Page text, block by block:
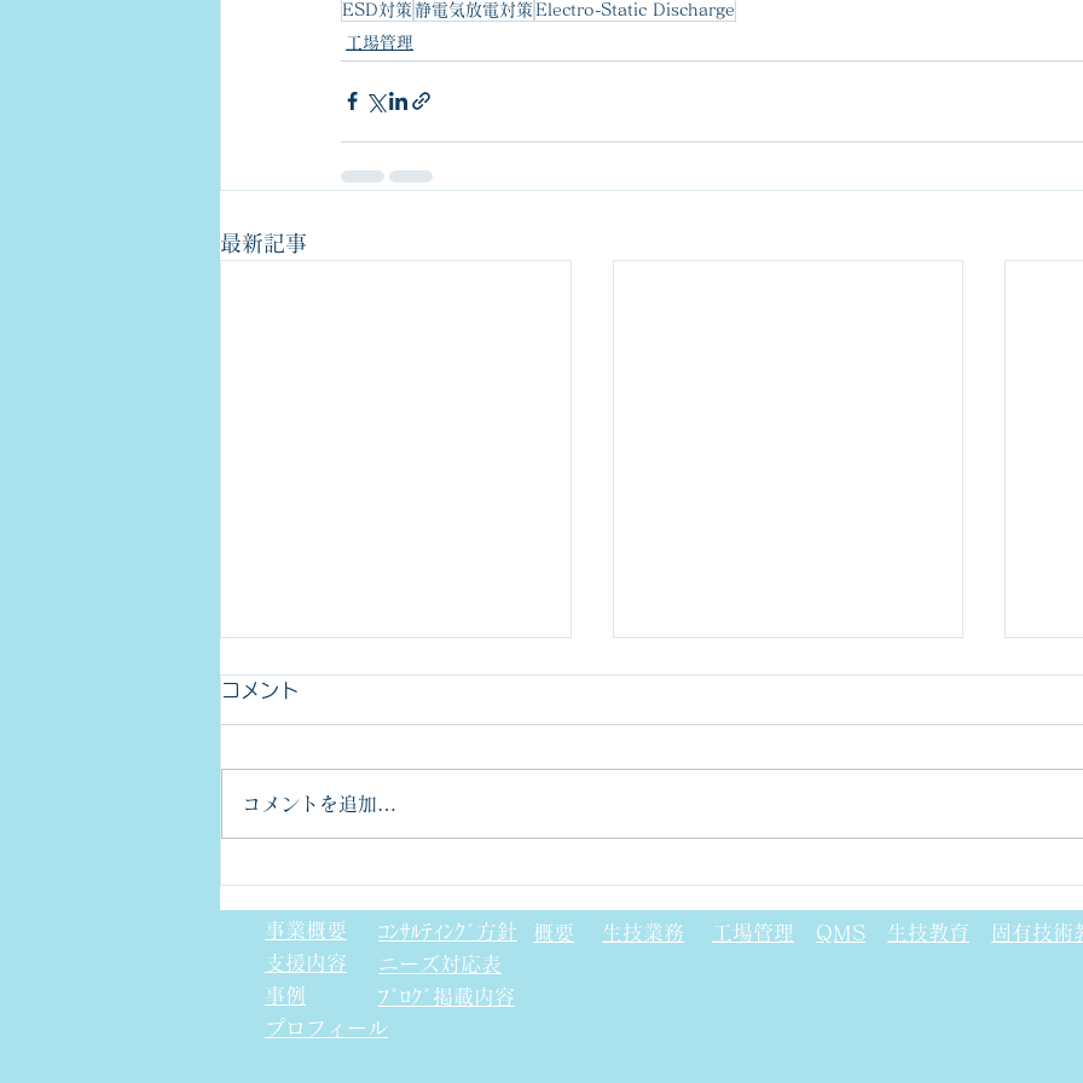
ESD対策 静電気放電対策 Electro-Static Discharge
工場管理
最新記事
設備更新タイミングについて
公害
コメント
コメントを追加…
概要 生技業務 工場管理 QMS 生技教育 固有技術
事業概要
支援内容
事例
プロフィール
ｺﾝｻﾙﾃｨﾝｸﾞ方針
​ニーズ対応表
ﾌﾞﾛｸﾞ掲載内容